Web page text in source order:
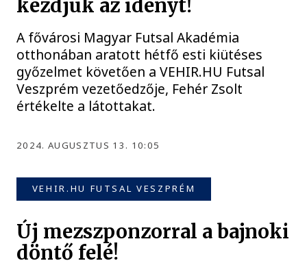
kezdjük az idényt!
A fővárosi Magyar Futsal Akadémia
otthonában aratott hétfő esti kiütéses
győzelmet követően a VEHIR.HU Futsal
Veszprém vezetőedzője, Fehér Zsolt
értékelte a látottakat.
2024. AUGUSZTUS 13. 10:05
VEHIR.HU FUTSAL VESZPRÉM
Új mezszponzorral a bajnoki
döntő felé!